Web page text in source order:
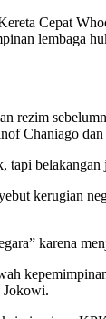
Cepat
lembaga
rezim
Chaniago
kerugian
karena
Jokowi.